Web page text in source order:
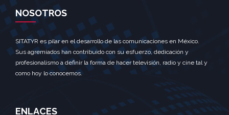
NOSOTROS
SITATYR es pilar en el desarrollo de las comunicaciones en México.
Sus agremiados han contribuido con su esfuerzo, dedicación y
profesionalismo a definir la forma de hacer televisión, radio y cine tal y
como hoy lo conocemos.
ENLACES